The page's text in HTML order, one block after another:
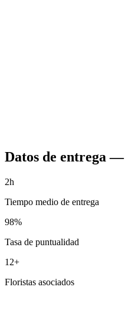
Datos de entrega —
2h
Tiempo medio de entrega
98%
Tasa de puntualidad
12+
Floristas asociados